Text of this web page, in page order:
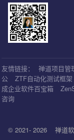
友情链接： 禅道项目管
公
ZTF自动化测试框架
成企业软件百宝箱
咨询
© 2021- 2026 禅道